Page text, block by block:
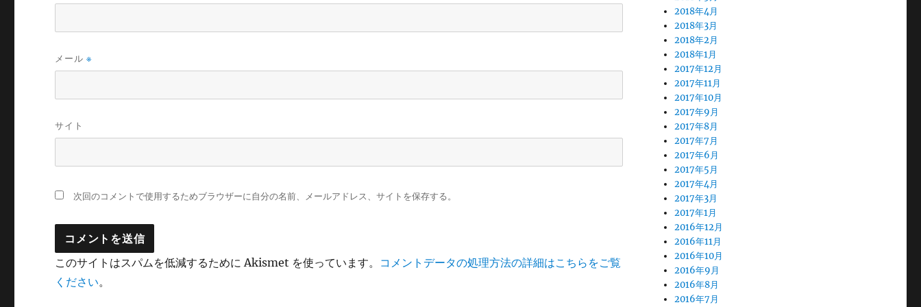
メール※
サイト
次回のコメントで使用するためブラウザーに自分の名前、メールアドレス、サイトを保存する。
このサイトはスパムを低減するために Akismet を使っています。 コメントデータの処理方法の詳細はこちらをご覧
ください。
2018年4月
2018年3月
2018年2月
2018年1月
2017年12月
2017年11月
2017年10月
2017年9月
2017年8月
2017年7月
2017年6月
2017年5月
2017年4月
2017年3月
2017年1月
2016年12月
2016年11月
2016年10月
2016年9月
2016年8月
2016年7月